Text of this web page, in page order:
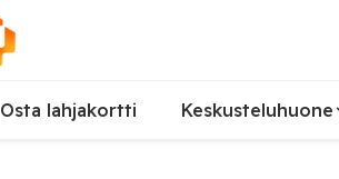
Osta lahjakortti Keskusteluhuone